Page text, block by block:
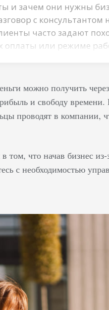
и зачем они нужны
с консультантом
часто задают
оплаты или режиме
вежлив, всегда на
не забывает. Может
пользователями,
и не уставая.…
можно получить
и свободу
проводят в компании,
том, что начав бизнес
с необходимостью